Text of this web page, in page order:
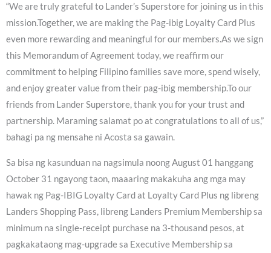
“We are truly grateful to Lander’s Superstore for joining us in this
mission.Together, we are making the Pag-ibig Loyalty Card Plus
even more rewarding and meaningful for our members.As we sign
this Memorandum of Agreement today, we reaffirm our
commitment to helping Filipino families save more, spend wisely,
and enjoy greater value from their pag-ibig membership.To our
friends from Lander Superstore, thank you for your trust and
partnership. Maraming salamat po at congratulations to all of us,”
bahagi pa ng mensahe ni Acosta sa gawain.
Sa bisa ng kasunduan na nagsimula noong August 01 hanggang
October 31 ngayong taon, maaaring makakuha ang mga may
hawak ng Pag-IBIG Loyalty Card at Loyalty Card Plus ng libreng
Landers Shopping Pass, libreng Landers Premium Membership sa
minimum na single-receipt purchase na 3-thousand pesos, at
pagkakataong mag-upgrade sa Executive Membership sa